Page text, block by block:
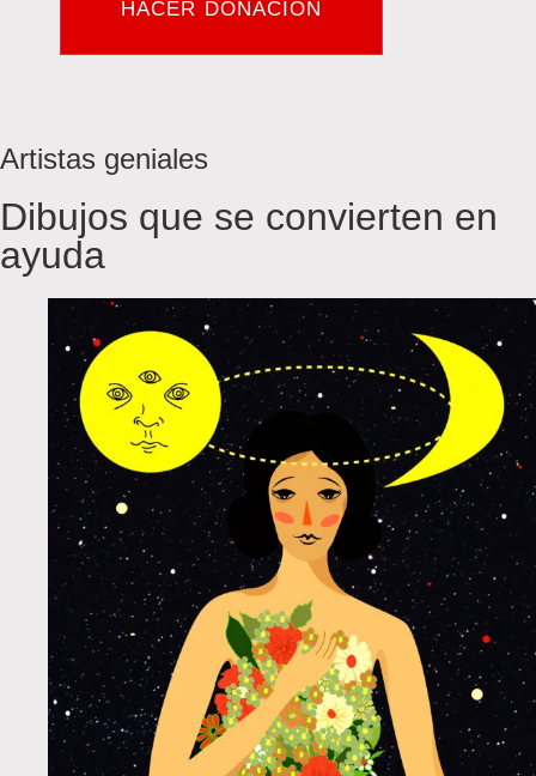
HACER DONACIÓN
Artistas geniales
Dibujos que se convierten en
ayuda